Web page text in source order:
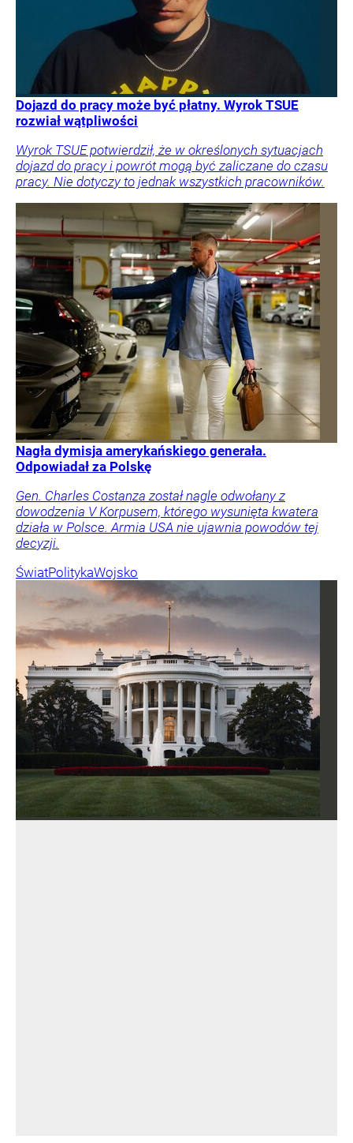
Dojazd do pracy może być płatny. Wyrok TSUE
rozwiał wątpliwości
Wyrok TSUE potwierdził, że w określonych sytuacjach
dojazd do pracy i powrót mogą być zaliczane do czasu
pracy. Nie dotyczy to jednak wszystkich pracowników.
Nagła dymisja amerykańskiego generała.
Odpowiadał za Polskę
Gen. Charles Costanza został nagle odwołany z
dowodzenia V Korpusem, którego wysunięta kwatera
działa w Polsce. Armia USA nie ujawnia powodów tej
decyzji.
ŚwiatPolitykaWojsko